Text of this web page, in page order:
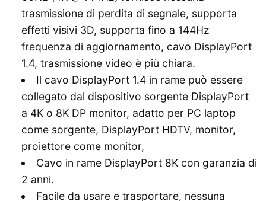
trasmissione di perdita di segnale, supporta
effetti visivi 3D, supporta fino a 144Hz
frequenza di aggiornamento, cavo DisplayPort
1.4, trasmissione video è più chiara.
Il cavo DisplayPort 1.4 in rame può essere
collegato dal dispositivo sorgente DisplayPort
a 4K o 8K DP monitor, adatto per PC laptop
come sorgente, DisplayPort HDTV, monitor,
proiettore come monitor,
Cavo in rame DisplayPort 8K con garanzia di
2 anni.
Facile da usare e trasportare, nessuna